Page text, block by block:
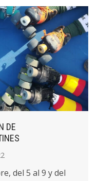
DE
del 5 al 9 y del